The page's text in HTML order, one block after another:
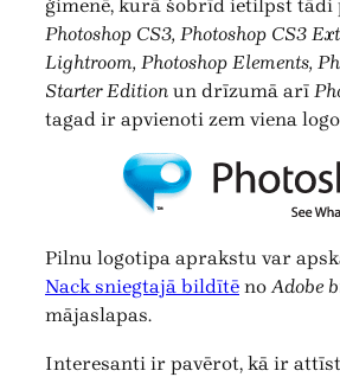
ģimenē, kurā šobrīd ietilpst tādi
Photoshop CS3, Photoshop CS3
Lightroom, Photoshop Elements,
Starter Edition un drīzumā arī
tagad ir apvienoti zem viena
Pilnu logotipa aprakstu var
Nack sniegtajā bildītē noAdobe
mājaslapas.
Interesanti ir pavērot, kā ir